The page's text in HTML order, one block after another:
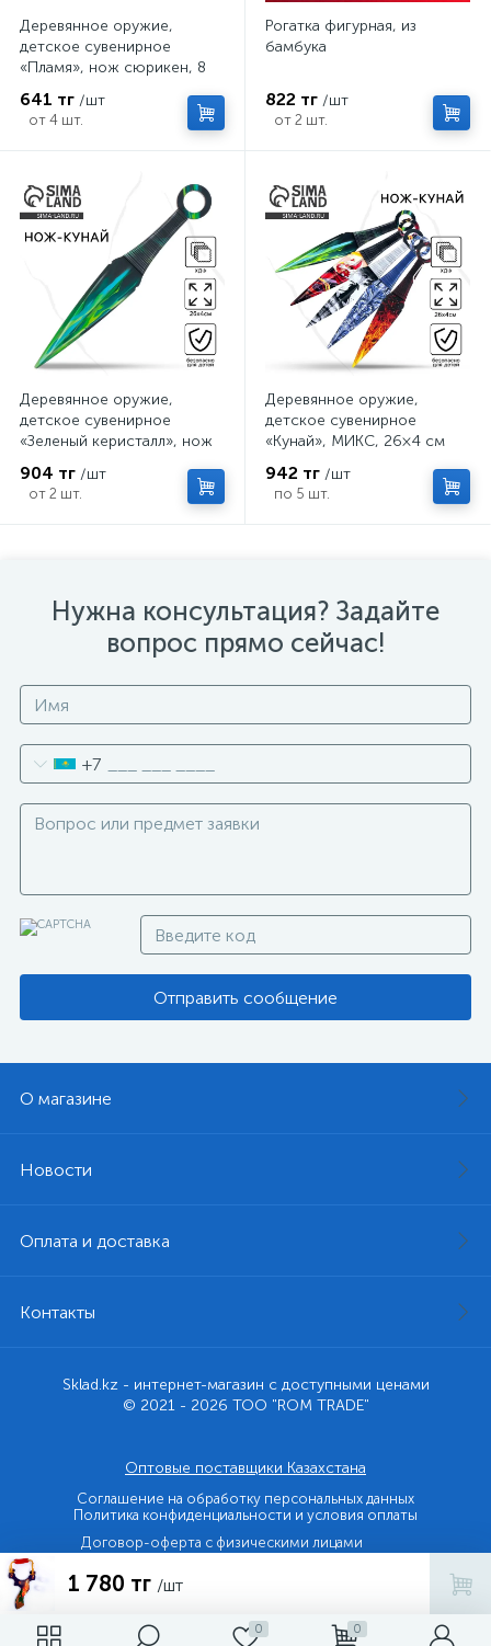
0 0
1 780 тг /шт
Деревянное оружие,
детское сувенирное
«Пламя», нож сюрикен, 8
641 тг /шт
от 4 шт.
Рогатка фигурная, из
бамбука
822 тг /шт
от 2 шт.
Деревянное оружие,
детское сувенирное
«Зеленый керисталл», нож
904 тг /шт
от 2 шт.
Деревянное оружие,
детское сувенирное
«Кунай», МИКС, 26×4 см
942 тг /шт
по 5 шт.
Нужна консультация? Задайте
вопрос прямо сейчас!
+7
Отправить сообщение
О магазине
Новости
Оплата и доставка
Контакты
Sklad.kz - интернет-магазин с доступными ценами
© 2021 - 2026 ТОО "ROM TRADE"
Оптовые поставщики Казахстана
Соглашение на обработку персональных данных
Политика конфиденциальности и условия оплаты
Договор-оферта с физическими лицами
Договор-оферта с юридическими лицами и ИП